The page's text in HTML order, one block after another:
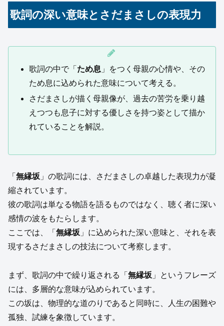
歌詞の深い意味とさだまさしの表現力
歌詞の中で「 ため息 」をつく母親の心情や、その
ため息に込められた意味について考える。
さだまさしが描く母親像が、過去の苦労を乗り越
えつつも息子に対する優しさを持つ姿として描か
れていることを解説。
「 無縁坂 」の歌詞には、さだまさしの卓越した表現力が凝
縮されています。
彼の歌詞は単なる物語を語るものではなく、聴く者に深い
感情の波をもたらします。
ここでは、「 無縁坂 」に込められた深い意味と、それを表
現するさだまさしの技法について考察します。
まず、歌詞の中で繰り返される「 無縁坂 」というフレーズ
には、多層的な意味が込められています。
この坂は、物理的な道のりであると同時に、人生の困難や
孤独、試練を象徴しています。